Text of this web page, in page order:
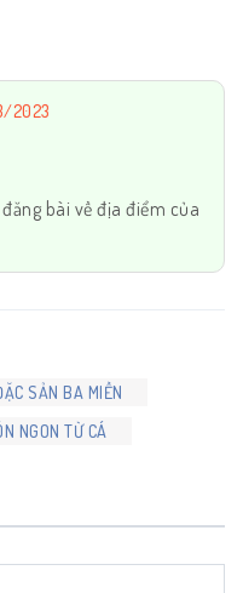
2023
bài về địa điểm của
SẢN BA MIỀN
NGON TỪ CÁ